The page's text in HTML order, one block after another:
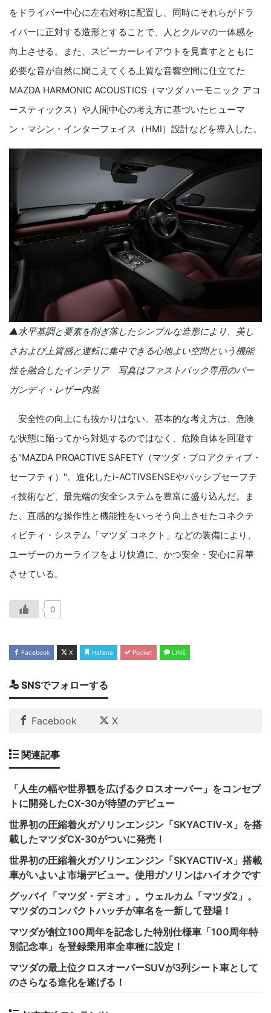
をドライバー中心に左右対称に配置し、同時にそれらがドラ
イバーに正対する造形とすることで、人とクルマの一体感を
向上させる。また、スピーカーレイアウトを見直すとともに
必要な音が自然に聞こえてくる上質な音響空間に仕立てた
MAZDA HARMONIC ACOUSTICS （マツダ ハーモニック アコ
ースティックス）や人間中心の考え方に基づいたヒューマ
ン・マシン・インターフェイス（HMI）設計などを導入した。
▲水平基調と要素を削ぎ落したシンプルな造形により、美し
さおよび上質感と運転に集中できる心地よい空間という機能
性を融合したインテリア 写真はファストバック専用のバー
ガンディ・レザー内装
安全性の向上にも抜かりはない。基本的な考え方は、危険
な状態に陥ってから対処するのではなく、危険自体を回避す
る"MAZDA PROACTIVE SAFETY （マツダ・プロアクティブ・
セーフティ）"。進化したi-ACTIVSENSEやパッシブセーフテ
ィ技術など、最先端の安全システムを豊富に盛り込んだ。ま
た、直感的な操作性と機能性をいっそう向上させたコネクテ
ィビティ・システム「マツダ コネクト」などの装備により、
ユーザーのカーライフをより快適に、かつ安全・安心に昇華
させている。
0
Facebook X Hatena Pocket LINE
SNSでフォローする
Facebook X
関連記事
「人生の幅や世界観を広げるクロスオーバー」をコンセプ
トに開発したCX-30が待望のデビュー
世界初の圧縮着火ガソリンエンジン「SKYACTIV-X」を搭
載したマツダCX-30がついに発売！
世界初の圧縮着火ガソリンエンジン「SKYACTIV-X」搭載
車がいよいよ市場デビュー。使用ガソリンはハイオクです
グッバイ「マツダ・デミオ」。ウェルカム「マツダ2」。
マツダのコンパクトハッチが車名を一新して登場！
マツダが創立100周年を記念した特別仕様車「100周年特
別記念車」を登録乗用車全車種に設定！
マツダの最上位クロスオーバーSUVが3列シート車として
のさらなる進化を遂げる！